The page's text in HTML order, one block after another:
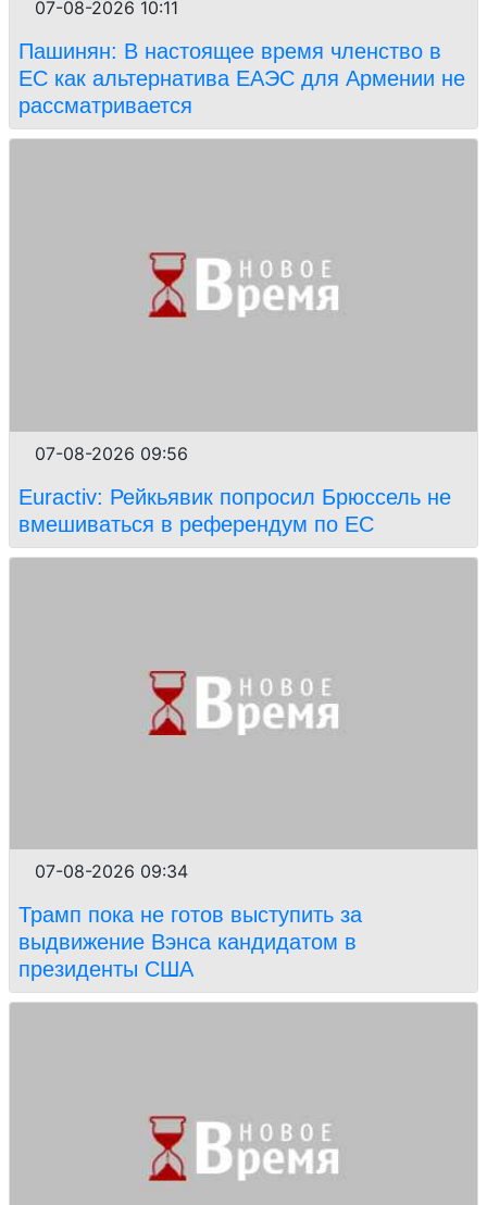
07-08-2026 10:11
Пашинян: В настоящее время членство в
ЕС как альтернатива ЕАЭС для Армении не
рассматривается
07-08-2026 09:56
Euractiv: Рейкьявик попросил Брюссель не
вмешиваться в референдум по ЕС
07-08-2026 09:34
Трамп пока не готов выступить за
выдвижение Вэнса кандидатом в
президенты США